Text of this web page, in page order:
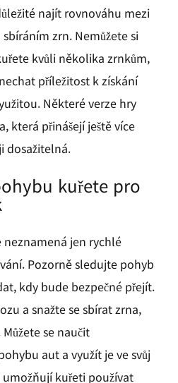
najít rovnováhu mezi
zrn. Nemůžete si
kvůli několika zrnkům,
příležitost k získání
Některé verze hry
která přinášejí ještě více
dosažitelná.
kuřete pro
jen rychlé
Pozorně sledujte pohyb
kdy bude bezpečné přejít.
a snažte se sbírat zrna,
se naučit
aut a využít je ve svůj
kuřeti používat